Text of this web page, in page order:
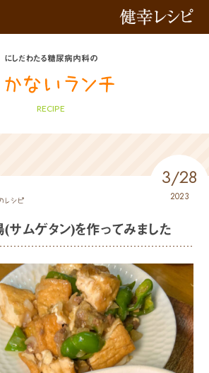
健幸レシピ
にしだわたる糖尿病内科の
RECIPE
3/28
2023
ムゲタン)を作ってみました